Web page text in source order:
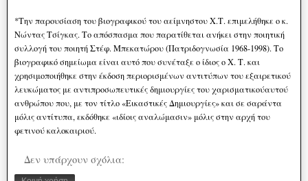
*Την παρουσίαση του βιογραφικού του αείμνηστου Χ.Τ. επιμελήθηκε ο κ.
Νώντας Τσίγκας. Το απόσπασμα που παρατίθεται ανήκει στην ποιητική
συλλογή του ποιητή Στέφ. Μπεκατώρου (Πατριδογνωσία 1968-1998). Το
βιογραφικό σημείωμα είναι αυτό που συνέταξε ο ίδιος ο Χ. Τ. και
χρησιμοποιήθηκε στην έκδοση περιορισμένων αντιτύπων του εξαιρετικού
λευκώματος με αντιπροσωπευτικές δημιουργίες του χαρισματικούαυτού
ανθρώπου που, με τον τίτλο «Εικαστικές Δημιουργίες» και σε σαράντα
μόλις αντίτυπα, εκδόθηκε «ιδίοις αναλώμασιν» μόλις στην αρχή του
φετινού καλοκαιριού.
Δεν υπάρχουν σχόλια: